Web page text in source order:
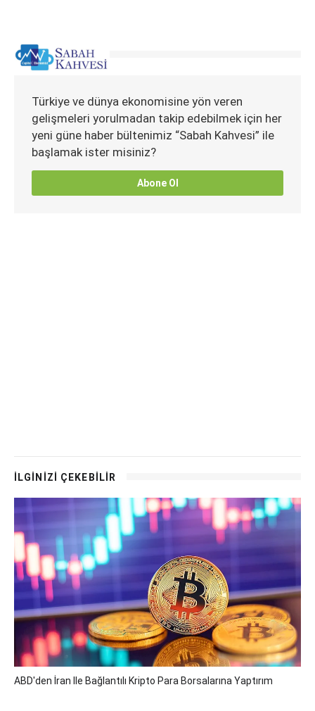
Türkiye ve dünya ekonomisine yön veren
gelişmeleri yorulmadan takip edebilmek için her
yeni güne haber bültenimiz “Sabah Kahvesi” ile
başlamak ister misiniz?
Abone Ol
İLGİNİZİ ÇEKEBİLİR
ABD'den İran Ile Bağlantılı Kripto Para Borsalarına Yaptırım